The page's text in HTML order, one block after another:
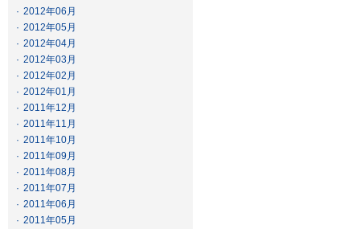
· 2012年06月
· 2012年05月
· 2012年04月
· 2012年03月
· 2012年02月
· 2012年01月
· 2011年12月
· 2011年11月
· 2011年10月
· 2011年09月
· 2011年08月
· 2011年07月
· 2011年06月
· 2011年05月